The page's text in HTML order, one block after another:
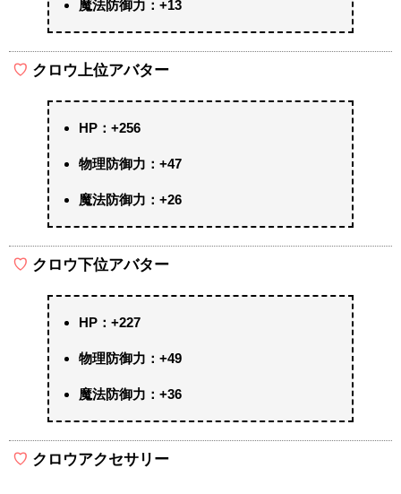
魔法防御力：+13
クロウ上位アバター
HP：+256
物理防御力：+47
魔法防御力：+26
クロウ下位アバター
HP：+227
物理防御力：+49
魔法防御力：+36
クロウアクセサリー